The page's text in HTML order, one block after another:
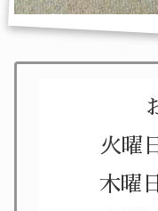
火曜
木曜